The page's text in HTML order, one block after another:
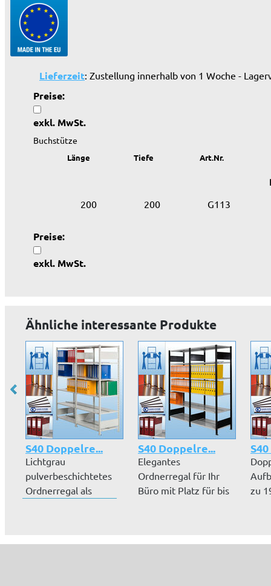
Lieferzeit: Zustellung innerhalb von 1 Woche -
Preise:
exkl. MwSt.
Buchstütze
Länge Tiefe Art.Nr.
200 200 G113
Preise:
exkl. MwSt.
Ähnliche interessante Produkte
S40 Doppelre...
Lichtgrau
pulverbeschichtetes
Ordnerregal als
S40 Doppelre...
Elegantes
Ordnerregal für Ihr
Büro mit Platz für bis
zu